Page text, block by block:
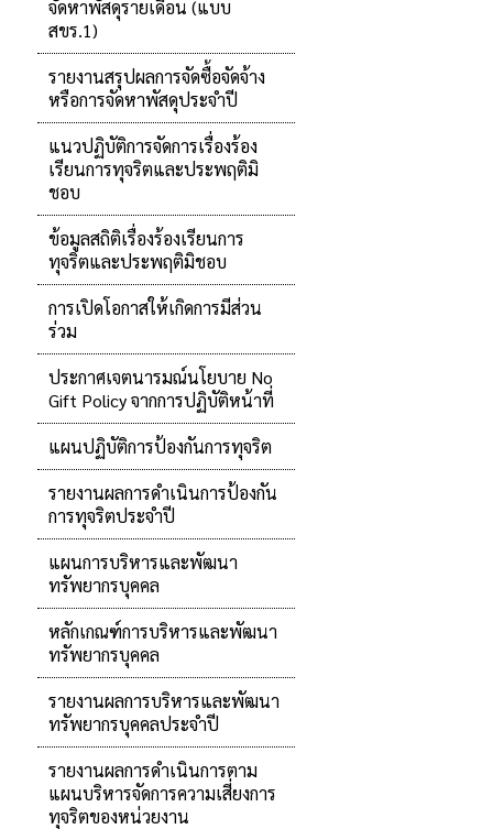
จัดหาพัสดุรายเดือน (แบบ
สขร.1)
รายงานสรุปผลการจัดซื้อจัดจ้าง
หรือการจัดหาพัสดุประจำปี
แนวปฏิบัติการจัดการเรื่องร้อง
เรียนการทุจริตและประพฤติมิ
ชอบ
ข้อมูลสถิติเรื่องร้องเรียนการ
ทุจริตและประพฤติมิชอบ
การเปิดโอกาสให้เกิดการมีส่วน
ร่วม
ประกาศเจตนารมณ์นโยบาย No
Gift Policy จากการปฏิบัติหน้าที่
แผนปฏิบัติการป้องกันการทุจริต
รายงานผลการดำเนินการป้องกัน
การทุจริตประจำปี
แผนการบริหารและพัฒนา
ทรัพยากรบุคคล
หลักเกณฑ์การบริหารและพัฒนา
ทรัพยากรบุคคล
รายงานผลการบริหารและพัฒนา
ทรัพยากรบุคคลประจำปี
รายงานผลการดำเนินการตาม
แผนบริหารจัดการความเสี่ยงการ
ทุจริตของหน่วยงาน